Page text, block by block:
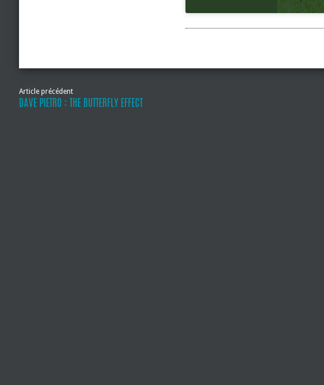
Article précédent
DAVE PIETRO : THE BUTTERFLY EFFECT